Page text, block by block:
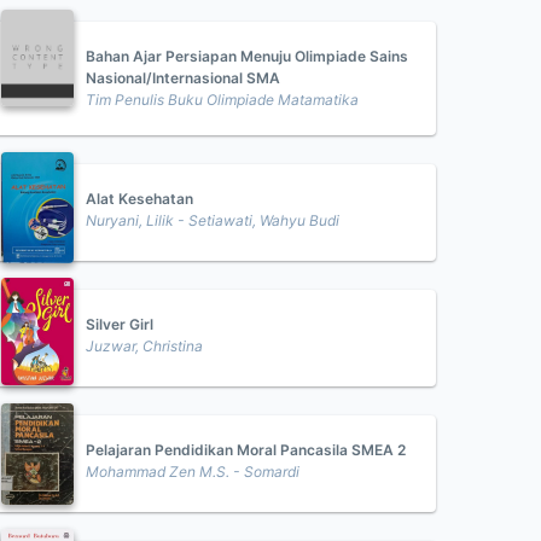
Bahan Ajar Persiapan Menuju Olimpiade Sains
Nasional/Internasional SMA
Tim Penulis Buku Olimpiade Matamatika
Alat Kesehatan
Nuryani, Lilik - Setiawati, Wahyu Budi
Silver Girl
Juzwar, Christina
Pelajaran Pendidikan Moral Pancasila SMEA 2
Mohammad Zen M.S. - Somardi